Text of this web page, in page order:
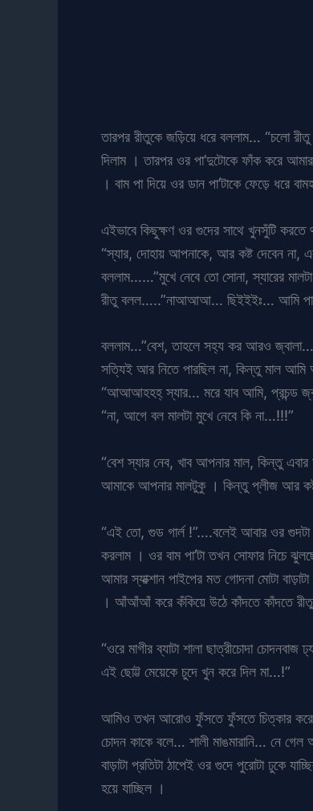
তারপর রীতুকে জড়িয়ে ধরে বললাম… “চলো
দিলাম । তারপর ওর পা’দুটোকে ফাঁক করে
। বাম পা দিয়ে ওর ডান পা’টাকে ফেড়ে ধরে
এইভাবে কিছুক্ষণ ওর গুদের সাথে খুনসুঁটি
“স্যার, দোহায় আপনাকে, আর কষ্ট দেবেন না,
বললাম……”মুখে নেবে তো সোনা, স্যারের
রীতু বলল…..”নাআআআ… ছিইইইঃ… আমি
বললাম…”বেশ, তাহলে সহ্য কর আরও
সত্যিই আর নিতে পারছিল না, কিন্তু মাল
“আআআহহহ্ স্যার… মরে যাব আমি, প্রচন্ড
“না, আগে বল মালটা মুখে নেবে কি না…!!!”
“বেশ স্যার নেব, খাব আপনার মাল, কিন্তু
আমাকে আপনার মালটুকু । কিন্তু প্লীজ আর
“এই তো, গুড গার্ল !”….বলেই আবার ওর গুদটা
করলাম । ওর বাম পা’টা তখন সোফার নিচে
আমার স্যাক্শান পাইপের মত গোদনা মোটা
। আঁআঁআঁ করে কঁকিয়ে উঠে কাঁদতে কাঁদতে
“ওরে মাগীর ব্যাটা শালা ছাত্রীচোদা
এই ছোট্ট মেয়েকে চুদে খুন করে দিল মা…!”
আমিও তখন আরোও ফুঁসতে ফুঁসতে চিত্কার করে
চোদন কাকে বলে… শালী মাঙমারানি… নে গেল
বাড়াটা প্রতিটা ঠাপেই ওর গুদে পুরোটা ঢুকে
হয়ে যাচ্ছিল ।